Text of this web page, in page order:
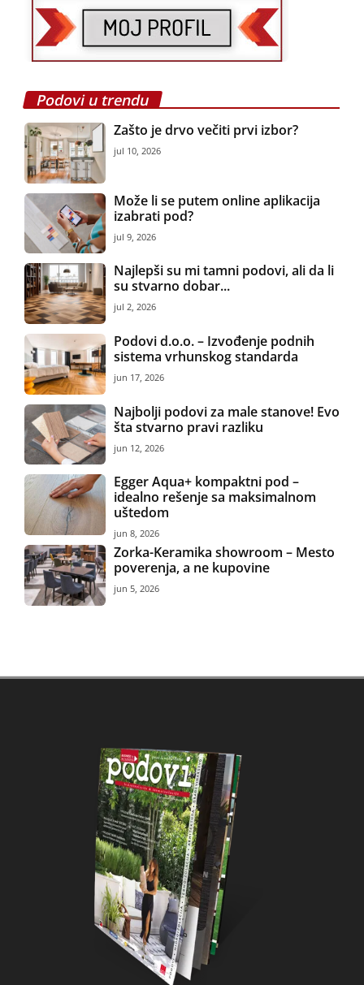
Podovi u trendu
Zašto je drvo večiti prvi izbor?
jul 10, 2026
Može li se putem online aplikacija
izabrati pod?
jul 9, 2026
Najlepši su mi tamni podovi, ali da li
su stvarno dobar...
jul 2, 2026
Podovi d.o.o. – Izvođenje podnih
sistema vrhunskog standarda
jun 17, 2026
Najbolji podovi za male stanove! Evo
šta stvarno pravi razliku
jun 12, 2026
Egger Aqua+ kompaktni pod –
idealno rešenje sa maksimalnom
uštedom
jun 8, 2026
Zorka-Keramika showroom – Mesto
poverenja, a ne kupovine
jun 5, 2026